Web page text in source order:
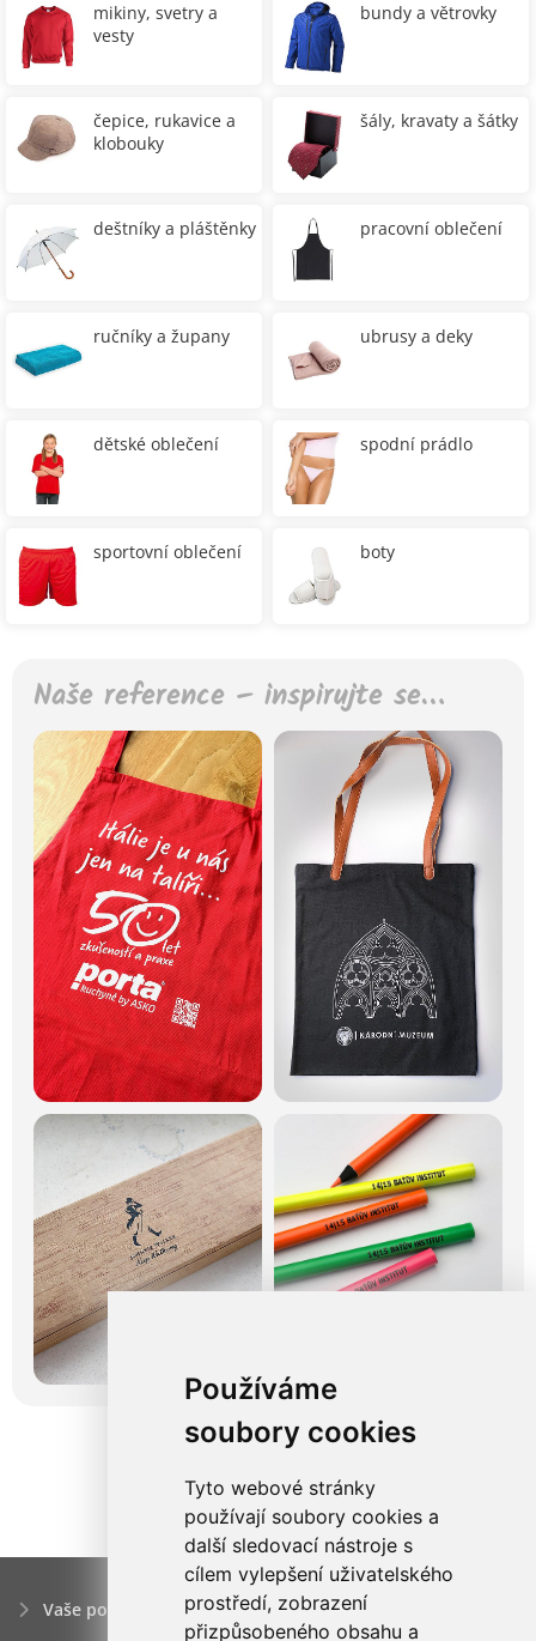
Používáme
soubory cookies
Tyto webové stránky
používají soubory cookies a
další sledovací nástroje s
cílem vylepšení uživatelského
prostředí, zobrazení
přizpůsobeného obsahu a
mikiny, svetry a
vesty
bundy a větrovky
čepice, rukavice a
klobouky
šály, kravaty a šátky
deštníky a pláštěnky pracovní oblečení
ručníky a župany ubrusy a deky
dětské oblečení spodní prádlo
sportovní oblečení boty
Naše reference – inspirujte se…
Vaše poptávka